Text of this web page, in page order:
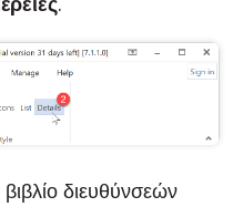
διευθύνσεών